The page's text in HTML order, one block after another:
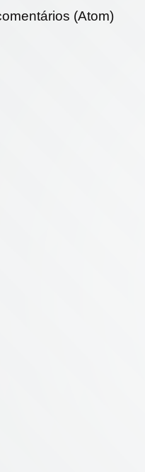
(Atom)